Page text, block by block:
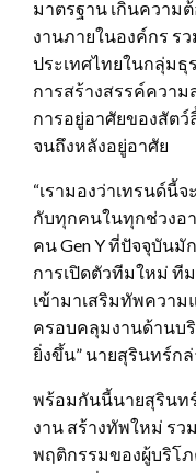
มาตรฐาน เกินความ
งานภายในองค์กร ร
ประเทศไทยในกลุ่มธุ
การสร้างสรรค์ควา
การอยู่อาศัยของสัต
จนถึงหลังอยู่อาศัย
“เรามองว่าเทรนด์นี้
กับทุกคนในทุกช่วงอ
คน Gen Y ที่ปัจจุบันมั
การเปิดตัวทีมใหม่ ทีม
เข้ามาเสริมทัพความ
ครอบคลุมงานด้านบ
ยิ่งขึ้น” นายสุรินทร์กล่
พร้อมกันนี้นายสุรินท
งาน สร้างทัพใหม่ รว
พฤติกรรมของผู้บริโภ